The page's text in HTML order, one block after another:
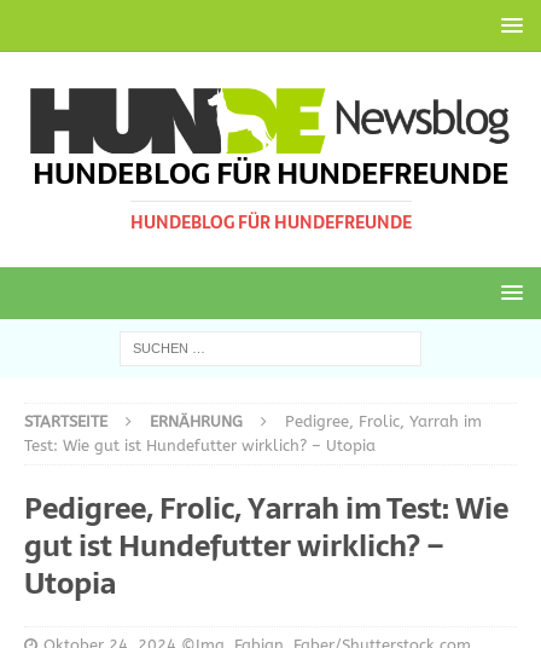
HUNDEBLOG FÜR HUNDEFREUNDE
HUNDEBLOG FÜR HUNDEFREUNDE
STARTSEITE ERNÄHRUNG
Pedigree, Frolic, Yarrah im
Test: Wie gut ist Hundefutter wirklich? – Utopia
Pedigree, Frolic, Yarrah im Test: Wie
gut ist Hundefutter wirklich? –
Utopia